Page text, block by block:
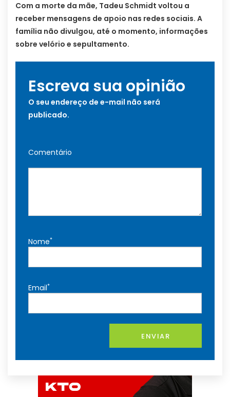
Com a morte da mãe, Tadeu Schmidt voltou a
receber mensagens de apoio nas redes sociais. A
família não divulgou, até o momento, informações
sobre velório e sepultamento.
Escreva sua opinião
O seu endereço de e-mail não será
publicado.
Comentário
Nome*
Email*
ENVIAR